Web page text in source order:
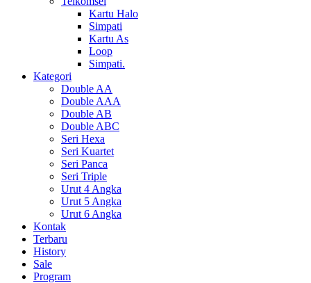
Kartu Halo
Simpati
Kartu As
Loop
Simpati.
Kategori
Double AA
Double AAA
Double AB
Double ABC
Seri Hexa
Seri Kuartet
Seri Panca
Seri Triple
Urut 4 Angka
Urut 5 Angka
Urut 6 Angka
Kontak
Terbaru
History
Sale
Program